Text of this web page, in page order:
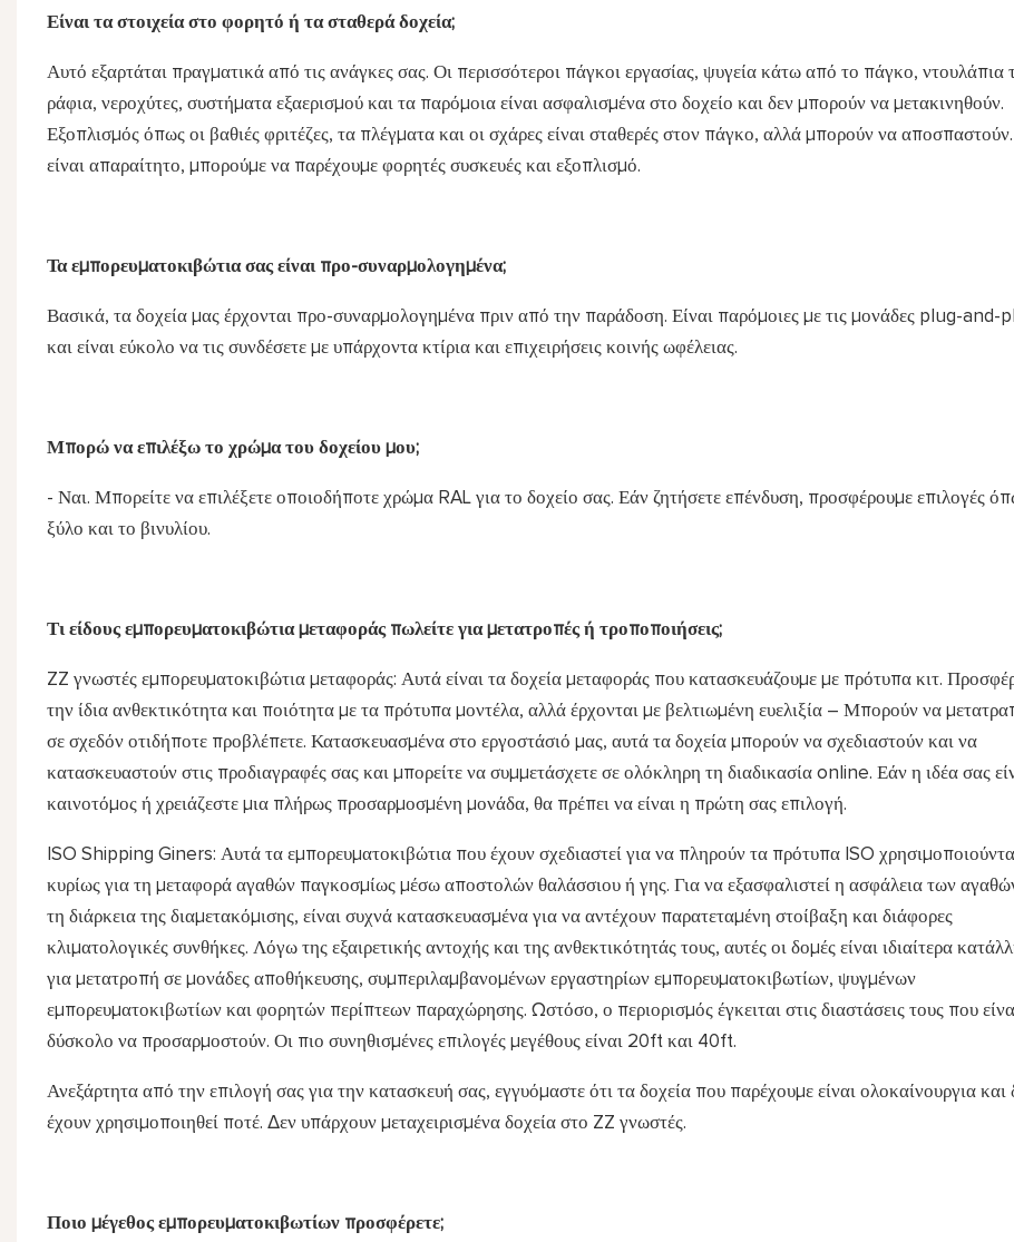
Είναι τα στοιχεία στο φορητό ή τα σταθερά δοχεία;
Αυτό εξαρτάται πραγματικά από τις ανάγκες σας. Οι περισσότεροι πάγκοι εργασίας, ψυγεία κάτω από το πάγκο, ντουλάπια
ράφια, νεροχύτες, συστήματα εξαερισμού και τα παρόμοια είναι ασφαλισμένα στο δοχείο και δεν μπορούν να μετακινηθούν.
Εξοπλισμός όπως οι βαθιές φριτέζες, τα πλέγματα και οι σχάρες είναι σταθερές στον πάγκο, αλλά μπορούν να
είναι απαραίτητο, μπορούμε να παρέχουμε φορητές συσκευές και εξοπλισμό.
Τα εμπορευματοκιβώτια σας είναι προ-συναρμολογημένα;
Βασικά, τα δοχεία μας έρχονται προ-συναρμολογημένα πριν από την παράδοση. Είναι παρόμοιες με τις μονάδες plug-and-
και είναι εύκολο να τις συνδέσετε με υπάρχοντα κτίρια και επιχειρήσεις κοινής ωφέλειας.
Μπορώ να επιλέξω το χρώμα του δοχείου μου;
- Ναι. Μπορείτε να επιλέξετε οποιοδήποτε χρώμα RAL για το δοχείο σας. Εάν ζητήσετε επένδυση, προσφέρουμε επιλογές
ξύλο και το βινυλίου.
Τι είδους εμπορευματοκιβώτια μεταφοράς πωλείτε για μετατροπές ή τροποποιήσεις;
ZZ γνωστές εμπορευματοκιβώτια μεταφοράς: Αυτά είναι τα δοχεία μεταφοράς που κατασκευάζουμε με πρότυπα κιτ.
την ίδια ανθεκτικότητα και ποιότητα με τα πρότυπα μοντέλα, αλλά έρχονται με βελτιωμένη ευελιξία – Μπορούν να
σε σχεδόν οτιδήποτε προβλέπετε. Κατασκευασμένα στο εργοστάσιό μας, αυτά τα δοχεία μπορούν να σχεδιαστούν και να
κατασκευαστούν στις προδιαγραφές σας και μπορείτε να συμμετάσχετε σε ολόκληρη τη διαδικασία online. Εάν η ιδέα σας
καινοτόμος ή χρειάζεστε μια πλήρως προσαρμοσμένη μονάδα, θα πρέπει να είναι η πρώτη σας επιλογή.
ISO Shipping Giners: Αυτά τα εμπορευματοκιβώτια που έχουν σχεδιαστεί για να πληρούν τα πρότυπα ISO
κυρίως για τη μεταφορά αγαθών παγκοσμίως μέσω αποστολών θαλάσσιου ή γης. Για να εξασφαλιστεί η ασφάλεια των
τη διάρκεια της διαμετακόμισης, είναι συχνά κατασκευασμένα για να αντέχουν παρατεταμένη στοίβαξη και διάφορες
κλιματολογικές συνθήκες. Λόγω της εξαιρετικής αντοχής και της ανθεκτικότητάς τους, αυτές οι δομές είναι ιδιαίτερα
για μετατροπή σε μονάδες αποθήκευσης, συμπεριλαμβανομένων εργαστηρίων εμπορευματοκιβωτίων, ψυγμένων
εμπορευματοκιβωτίων και φορητών περίπτεων παραχώρησης. Ωστόσο, ο περιορισμός έγκειται στις διαστάσεις τους που
δύσκολο να προσαρμοστούν. Οι πιο συνηθισμένες επιλογές μεγέθους είναι 20ft και 40ft.
Ανεξάρτητα από την επιλογή σας για την κατασκευή σας, εγγυόμαστε ότι τα δοχεία που παρέχουμε είναι ολοκαίνουργια και
έχουν χρησιμοποιηθεί ποτέ. Δεν υπάρχουν μεταχειρισμένα δοχεία στο ZZ γνωστές.
Ποιο μέγεθος εμπορευματοκιβωτίων προσφέρετε;